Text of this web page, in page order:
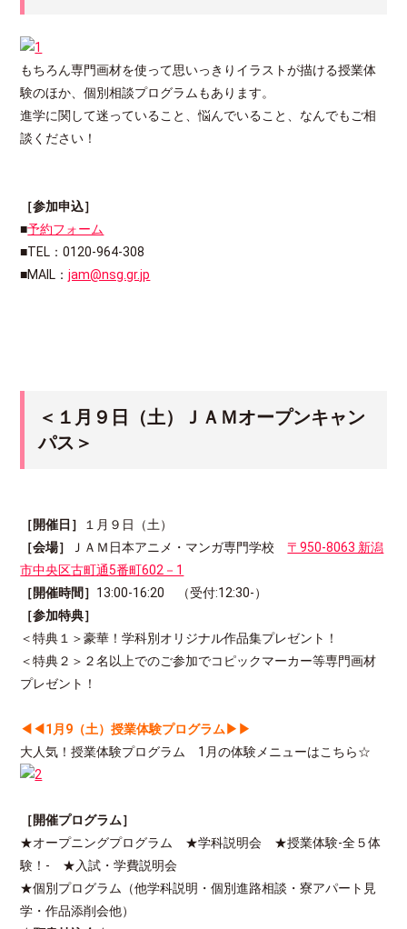
もちろん専門画材を使って思いっきりイラストが描ける授業体
験のほか、個別相談プログラムもあります。
進学に関して迷っていること、悩んでいること、なんでもご相
談ください！
［参加申込］
■予約フォーム
■TEL：0120-964-308
■MAIL：jam@nsg.gr.jp
＜１月９日（土）ＪＡＭオープンキャン
パス＞
［開催日］
１月９日（土）
［会場］
ＪＡＭ日本アニメ・マンガ専門学校 〒950-8063 新潟
市中央区古町通5番町602－1
［開催時間］ 13:00-16:20 （受付:12:30-）
［参加特典］
＜特典１＞豪華！学科別オリジナル作品集プレゼント！
＜特典２＞２名以上でのご参加でコピックマーカー等専門画材
プレゼント！
◀◀1月9（土）授業体験プログラム▶▶
大人気！授業体験プログラム 1月の体験メニューはこちら☆
［開催プログラム］
★オープニングプログラム ★学科説明会 ★授業体験-全５体
験！- ★入試・学費説明会
★個別プログラム（他学科説明・個別進路相談・寮アパート見
学・作品添削会他）